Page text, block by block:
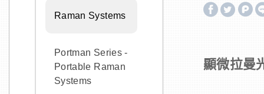
Raman Systems
Portman Series -
Portable Raman
Systems
顯微拉曼